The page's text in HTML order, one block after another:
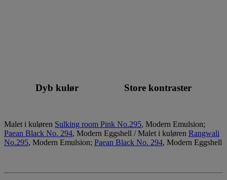
Dyb kulør Store kontraster
Malet i kuløren Sulking room Pink No.295, Modern Emulsion;
Paean Black No. 294, Modern Eggshell / Malet i kuløren Rangwali
No.295, Modern Emulsion; Paean Black No. 294, Modern Eggshell